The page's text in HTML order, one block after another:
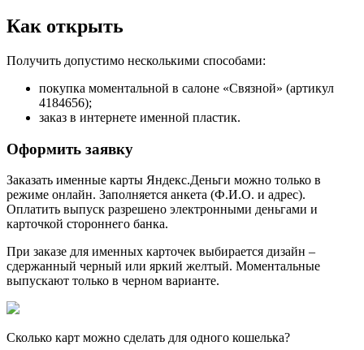
Как открыть
Получить допустимо несколькими способами:
покупка моментальной в салоне «Связной» (артикул
4184656);
заказ в интернете именной пластик.
Оформить заявку
Заказать именные карты Яндекс.Деньги можно только в
режиме онлайн. Заполняется анкета (Ф.И.О. и адрес).
Оплатить выпуск разрешено электронными деньгами и
карточкой стороннего банка.
При заказе для именных карточек выбирается дизайн –
сдержанный черный или яркий желтый. Моментальные
выпускают только в черном варианте.
Сколько карт можно сделать для одного кошелька?